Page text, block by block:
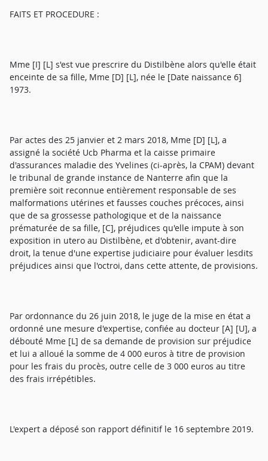
FAITS ET PROCEDURE :
Mme [I] [L] s'est vue prescrire du Distilbène alors qu'elle était
enceinte de sa fille, Mme [D] [L], née le [Date naissance 6]
1973.
Par actes des 25 janvier et 2 mars 2018, Mme [D] [L], a
assigné la société Ucb Pharma et la caisse primaire
d'assurances maladie des Yvelines (ci-après, la CPAM) devant
le tribunal de grande instance de Nanterre afin que la
première soit reconnue entièrement responsable de ses
malformations utérines et fausses couches précoces, ainsi
que de sa grossesse pathologique et de la naissance
prématurée de sa fille, [C], préjudices qu'elle impute à son
exposition in utero au Distilbène, et d'obtenir, avant-dire
droit, la tenue d'une expertise judiciaire pour évaluer lesdits
préjudices ainsi que l'octroi, dans cette attente, de provisions.
Par ordonnance du 26 juin 2018, le juge de la mise en état a
ordonné une mesure d'expertise, confiée au docteur [A] [U], a
débouté Mme [L] de sa demande de provision sur préjudice
et lui a alloué la somme de 4 000 euros à titre de provision
pour les frais du procès, outre celle de 3 000 euros au titre
des frais irrépétibles.
L'expert a déposé son rapport définitif le 16 septembre 2019.